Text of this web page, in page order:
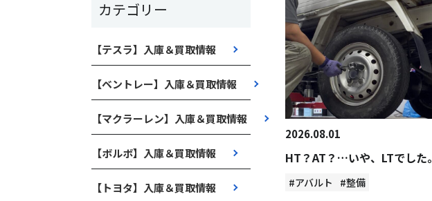
カテゴリー
【テスラ】入庫＆買取情報
【ベントレー】入庫＆買取情報
【マクラーレン】入庫＆買取情報
【ボルボ】入庫＆買取情報
【トヨタ】入庫＆買取情報
2026.08.01
HT？AT？…いや、LTでした。
#アバルト #整備